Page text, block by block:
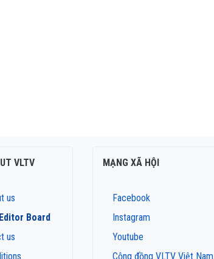
VLTV
us
Board
us
MẠNG XÃ HỘI
Facebook
Instagram
Youtube
Cộng đồng VLTV Việt Nam